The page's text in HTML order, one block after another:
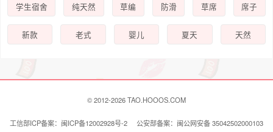
学生宿舍 纯天然 草编 防滑 草席 席子
新款 老式 婴儿 夏天 天然
© 2012-2026 TAO.HOOOS.COM
工信部ICP备案：闽ICP备12002928号-2 公安部备案：闽公网安备 35042502000103